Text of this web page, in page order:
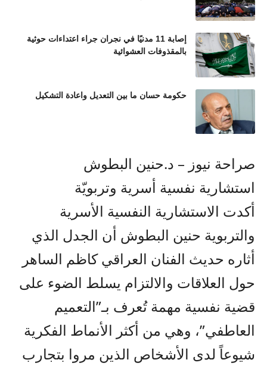
إصابة 11 مدنيًا في نجران جراء اعتداءات حوثية
بالمقذوفات العشوائية
حكومة حسان ما بين التعديل واعادة التشكيل
صراحة نيوز – د.حنين البطوش
استشارية نفسية أسرية وتربويّة
أكدت الاستشارية النفسية الأسرية
والتربوية حنين البطوش أن الجدل الذي
أثاره حديث الفنان العراقي كاظم الساهر
حول العلاقات والالتزام يسلط الضوء على
قضية نفسية مهمة تُعرف بـ”التعميم
العاطفي”، وهي من أكثر الأنماط الفكرية
شيوعاً لدى الأشخاص الذين مروا بتجارب